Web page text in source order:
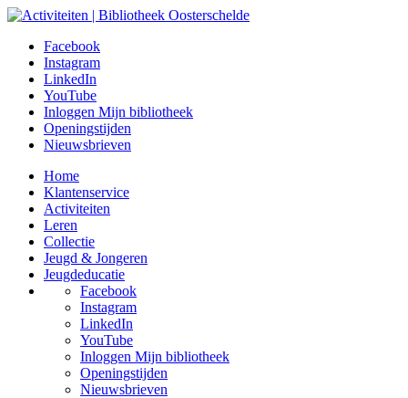
Facebook
Instagram
LinkedIn
YouTube
Inloggen Mijn bibliotheek
Openingstijden
Nieuwsbrieven
Home
Klantenservice
Activiteiten
Leren
Collectie
Jeugd & Jongeren
Jeugdeducatie
Facebook
Instagram
LinkedIn
YouTube
Inloggen Mijn bibliotheek
Openingstijden
Nieuwsbrieven